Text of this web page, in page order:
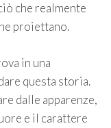
che realmente
proiettano.
in una
questa storia.
dalle apparenze,
e il carattere